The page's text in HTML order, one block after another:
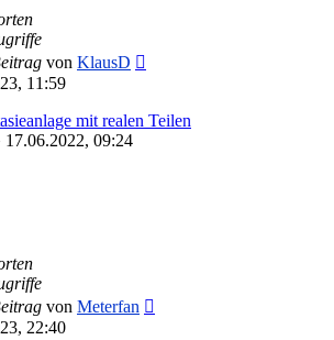
von KlausD
11:59
mit realen Teilen
17.06.2022, 09:24
von Meterfan
22:40